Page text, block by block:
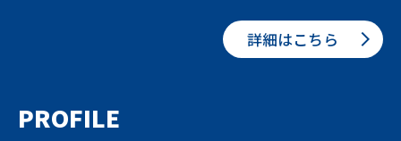
詳細はこちら
PROFILE